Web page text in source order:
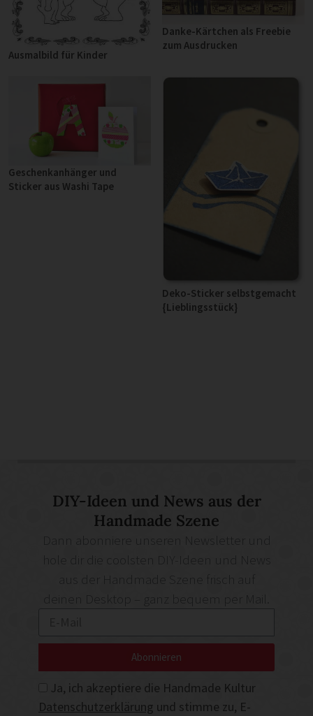
Ausmalbild für Kinder
Danke-Kärtchen als Freebie
zum Ausdrucken
Geschenkanhänger und
Sticker aus Washi Tape
Deko-Sticker selbstgemacht
{Lieblingsstück}
DIY-Ideen und News aus der
Handmade Szene
deinen Desktop – ganz bequem per Mail.
Ja, ich akzeptiere die Handmade Kultur
Datenschutzerklärung und stimme zu, E-
Abonnieren